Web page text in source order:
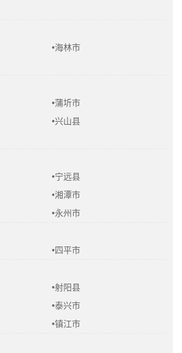
•海林市
•蒲圻市
•兴山县
•宁远县
•湘潭市
•永州市
•四平市
•射阳县
•泰兴市
•镇江市